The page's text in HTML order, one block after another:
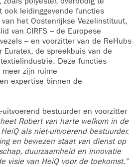
leidinggevende functies
het Oostenrijkse Vezelinstituut,
van CIRFS – de Europese
– en voorzitter van de ReHubs
Euratex, de spreekbuis van de
Deze functies
zijn ruime
expertise binnen de
uitvoerend bestuurder en voorzitter
heet Robert van harte welkom in de
als niet-uitvoerend bestuurder.
en bewezen staat van dienst op
duurzaamheid en innovatie
visie van HeiQ voor de toekomst.”